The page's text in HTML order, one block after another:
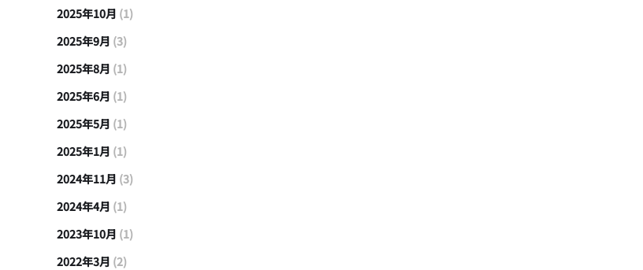
2025年10月 (1)
2025年9月 (3)
2025年8月 (1)
2025年6月 (1)
2025年5月 (1)
2025年1月 (1)
2024年11月 (3)
2024年4月 (1)
2023年10月 (1)
2022年3月 (2)